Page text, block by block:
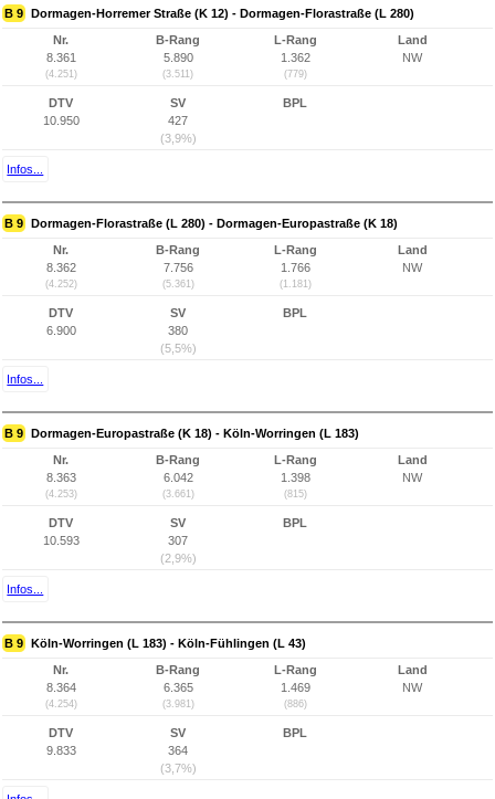
B 9 Dormagen-Horremer Straße (K 12) - Dormagen-Florastraße (L 280)
Nr.
8.361
(4.251)
B-Rang
5.890
(3.511)
L-Rang
1.362
(779)
Land
NW
DTV
10.950
SV
427
(3,9%)
BPL
Infos...
B 9 Dormagen-Florastraße (L 280) - Dormagen-Europastraße (K 18)
Nr.
8.362
(4.252)
B-Rang
7.756
(5.361)
L-Rang
1.766
(1.181)
Land
NW
DTV
6.900
SV
380
(5,5%)
BPL
Infos...
B 9 Dormagen-Europastraße (K 18) - Köln-Worringen (L 183)
Nr.
8.363
(4.253)
B-Rang
6.042
(3.661)
L-Rang
1.398
(815)
Land
NW
DTV
10.593
SV
307
(2,9%)
BPL
Infos...
B 9 Köln-Worringen (L 183) - Köln-Fühlingen (L 43)
Nr.
8.364
(4.254)
B-Rang
6.365
(3.981)
L-Rang
1.469
(886)
Land
NW
DTV
9.833
SV
364
(3,7%)
BPL